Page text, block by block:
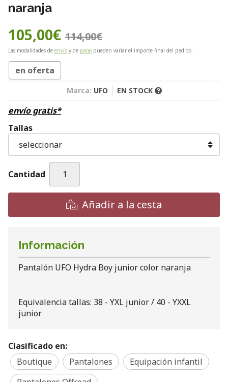
naranja
105,00€ 114,00€
Las modalidades de envío y de pago pueden variar el importe final del pedido.
en oferta
Marca: UFO EN STOCK
envío gratis*
Tallas
Cantidad
Añadir a la cesta
Información
Pantalón UFO Hydra Boy junior color naranja
Equivalencia tallas: 38 - YXL junior / 40 - YXXL
junior
Clasificado en:
Boutique
Pantalones
Equipación infantil